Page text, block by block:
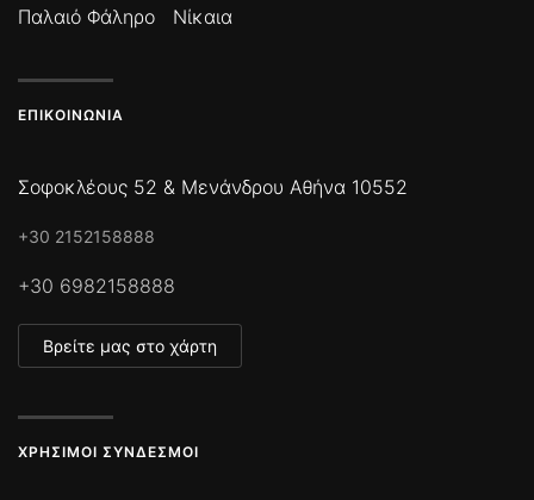
Παλαιό Φάληρο
Νίκαια
ΕΠΙΚΟΙΝΩΝΊΑ
Σοφοκλέους 52 & Μενάνδρου Αθήνα 10552
+30 2152158888
+30 6982158888
Βρείτε μας στο χάρτη
ΧΡΉΣΙΜΟΙ ΣΎΝΔΕΣΜΟΙ